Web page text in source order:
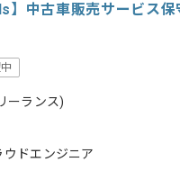
】中古車販売サービス
ーランス)
ドエンジニア